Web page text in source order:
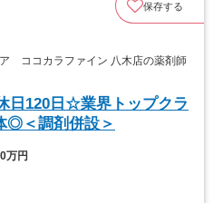
保存する
ココカラファイン 八木店の薬剤師
日120日☆業界トップクラ
◎＜調剤併設＞
万円